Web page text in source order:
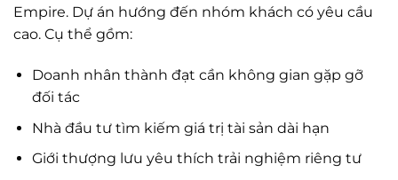
Empire. Dự án hướng đến nhóm khách có yêu cầu
cao. Cụ thể gồm:
Doanh nhân thành đạt cần không gian gặp gỡ
đối tác
Nhà đầu tư tìm kiếm giá trị tài sản dài hạn
Giới thượng lưu yêu thích trải nghiệm riêng tư